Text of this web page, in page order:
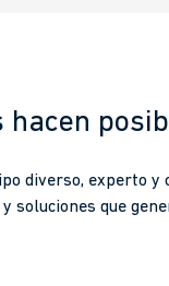
hacen
diverso, experto
soluciones que